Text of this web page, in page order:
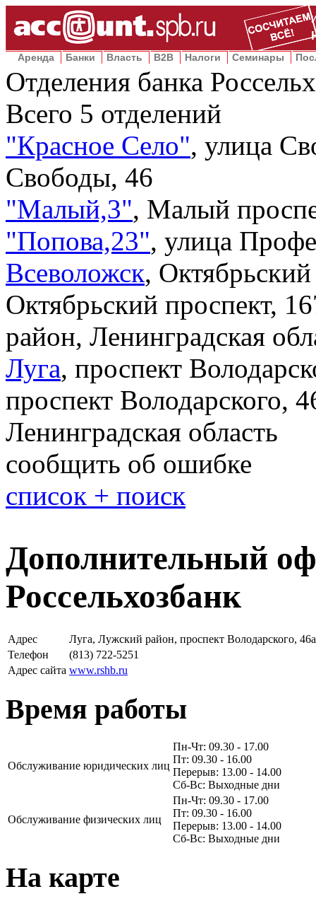
Аренда Банки Власть B2B Налоги Семинары
Отделения банка
Всего 5 отделений
"Красное Село", улица
Свободы, 46
"Малый,3", Малый
"Попова,23", улица
Всеволожск,
Октябрьский проспект,
район, Ленинградская
Луга, проспект
проспект Володарского,
Ленинградская область
сообщить об ошибке
список + поиск
Дополнительный
Россельхозбанк
Адрес
Луга, Лужский район, проспект Володарского, 46а
Телефон
(813) 722-5251
Адрес сайта www.rshb.ru
Время работы
Обслуживание юридических лиц
Пн-Чт: 09.30 - 17.00
Пт: 09.30 - 16.00
Перерыв: 13.00 - 14.00
Сб-Вс: Выходные дни
Обслуживание физических лиц
Пн-Чт: 09.30 - 17.00
Пт: 09.30 - 16.00
Перерыв: 13.00 - 14.00
Сб-Вс: Выходные дни
На карте